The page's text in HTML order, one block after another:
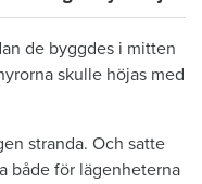
de byggdes i mitten
skulle höjas med
stranda. Och satte
både för lägenheterna